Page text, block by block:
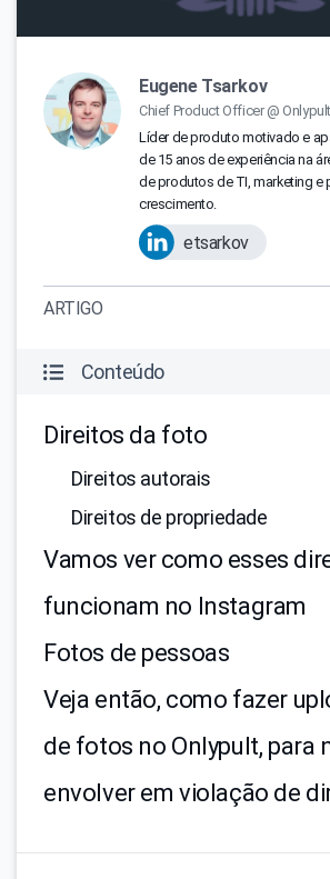
Eugene Tsarkov
Chief Product Officer @ Onlypult
Líder de produto motivado e
de 15 anos de experiência na
de produtos de TI, marketing e
crescimento.
etsarkov
ARTIGO
Conteúdo
Direitos da foto
Direitos autorais
Direitos de propriedade
Vamos ver como esses
funcionam no Instagram
Fotos de pessoas
Veja então, como fazer
de fotos no Onlypult, para
envolver em violação de